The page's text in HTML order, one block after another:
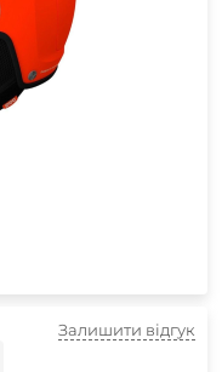
Залишити відгук